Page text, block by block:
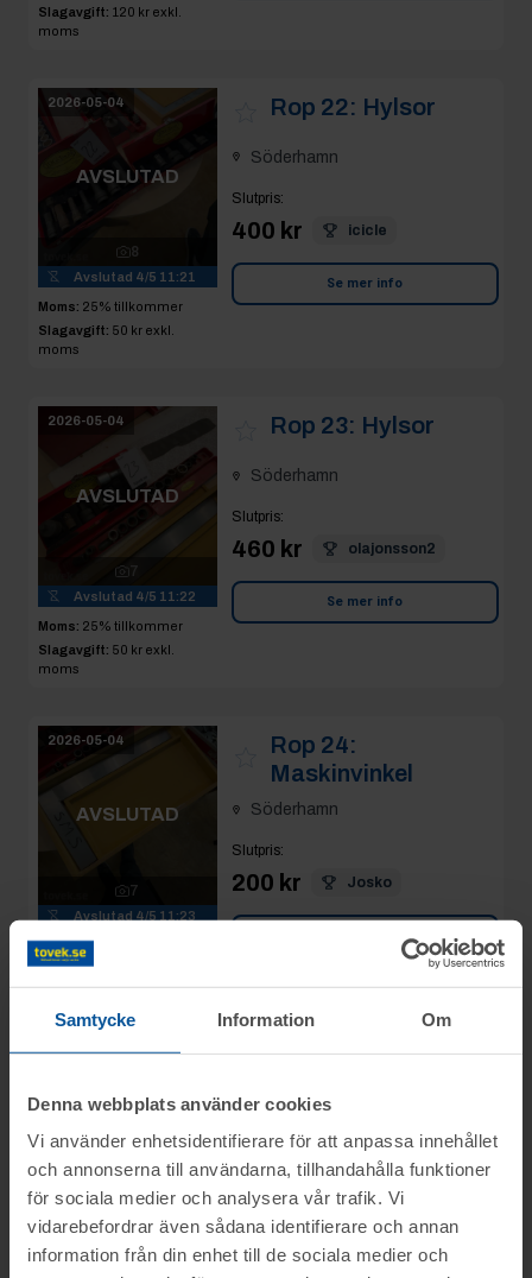
Samtycke Information Om
Denna webbplats använder cookies
Vi använder enhetsidentifierare för att anpassa innehållet
och annonserna till användarna, tillhandahålla funktioner
för sociala medier och analysera vår trafik. Vi
vidarebefordrar även sådana identifierare och annan
information från din enhet till de sociala medier och
Slagavgift: 120 kr exkl.
moms
2026-05-04
AVSLUTAD
8
Avslutad 4/5 11:21
Moms: 25% tillkommer
Slagavgift: 50 kr exkl.
moms
Rop 22: Hylsor
Söderhamn
Slutpris:
400 kr icicle
Se mer info
2026-05-04
AVSLUTAD
Avslutad 4/5 11:22
Moms: 25% tillkommer
Slagavgift: 50 kr exkl.
moms
Rop 23: Hylsor
Söderhamn
Slutpris:
460 kr olajonsson2
Se mer info
2026-05-04
AVSLUTAD
7
Avslutad 4/5 11:23
Moms:25% tillkommer
Slagavgift:
moms
Rop 24:
Maskinvinkel
Söderhamn
Slutpris:
200 kr Josko
2026-05-04
AVSLUTAD
13
Avslutad 4/5 11:24
Moms: 25% tillkommer
Söderhamn
200 kr